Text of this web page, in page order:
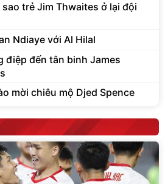
trẻ Jim Thwaites ở lại đội
Ndiaye với Al Hilal
điệp đến tân binh James
mời chiêu mộ Djed Spence